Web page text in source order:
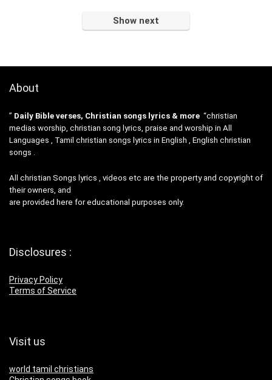
Show next
About
” Daily Bible verses, Christian songs lyrics & more “christian
medias worship, christian song lyrics, praise and worship in All
Languages , Tamil christian songs lyrics in English , English christian
songs .
All christian Songs lyrics , videos etc are the property and copyright of
their owners, and
are provided here for educational purposes only.
Disclosures :
Privacy Policy
Terms of Service
Visit us
world tamil christians